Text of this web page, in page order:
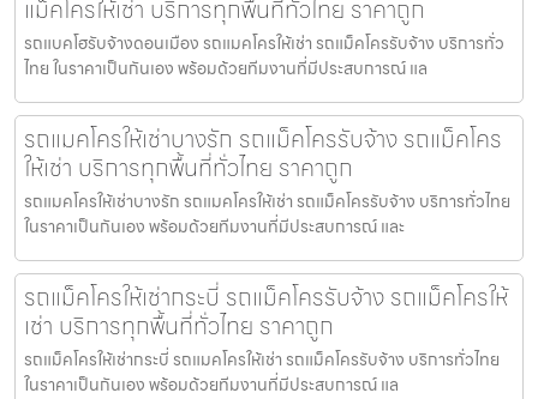
แม็คโครให้เช่า บริการทุกพื้นที่ทั่วไทย ราคาถูก
รถแบคโฮรับจ้างดอนเมือง รถแมคโครให้เช่า รถแม็คโครรับจ้าง บริการทั่ว
ไทย ในราคาเป็นกันเอง พร้อมด้วยทีมงานที่มีประสบการณ์ แล
รถแมคโครให้เช่าบางรัก รถแม็คโครรับจ้าง รถแม็คโคร
ให้เช่า บริการทุกพื้นที่ทั่วไทย ราคาถูก
รถแมคโครให้เช่าบางรัก รถแมคโครให้เช่า รถแม็คโครรับจ้าง บริการทั่วไทย
ในราคาเป็นกันเอง พร้อมด้วยทีมงานที่มีประสบการณ์ และ
รถแม็คโครให้เช่ากระบี่ รถแม็คโครรับจ้าง รถแม็คโครให้
เช่า บริการทุกพื้นที่ทั่วไทย ราคาถูก
รถแม็คโครให้เช่ากระบี่ รถแมคโครให้เช่า รถแม็คโครรับจ้าง บริการทั่วไทย
ในราคาเป็นกันเอง พร้อมด้วยทีมงานที่มีประสบการณ์ แล